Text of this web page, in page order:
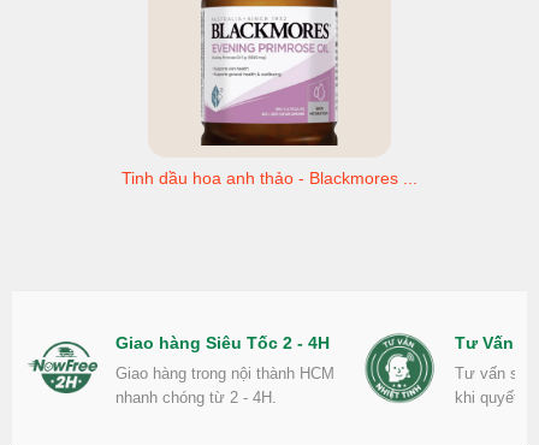
Tinh dầu hoa anh thảo - Blackmores ...
Giao hàng Siêu Tốc 2 - 4H
Giao hàng trong nội thành HCM
nhanh chóng từ 2 - 4H.
Tư Vấn
Tư vấn
khi quyết